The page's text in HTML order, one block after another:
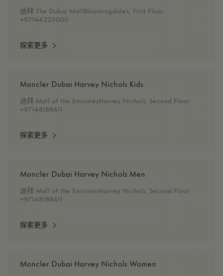
迪拜 The Dubai MallBloomingdale's, First Floor
+97144223000
探索更多
Moncler Dubai Harvey Nichols Kids
迪拜 Mall of the EmiratesHarvey Nichols, Second Floor
+97148188411
探索更多
Moncler Dubai Harvey Nichols Men
迪拜 Mall of the EmiratesHarvey Nichols, Second Floor
+97148188411
探索更多
Moncler Dubai Harvey Nichols Women